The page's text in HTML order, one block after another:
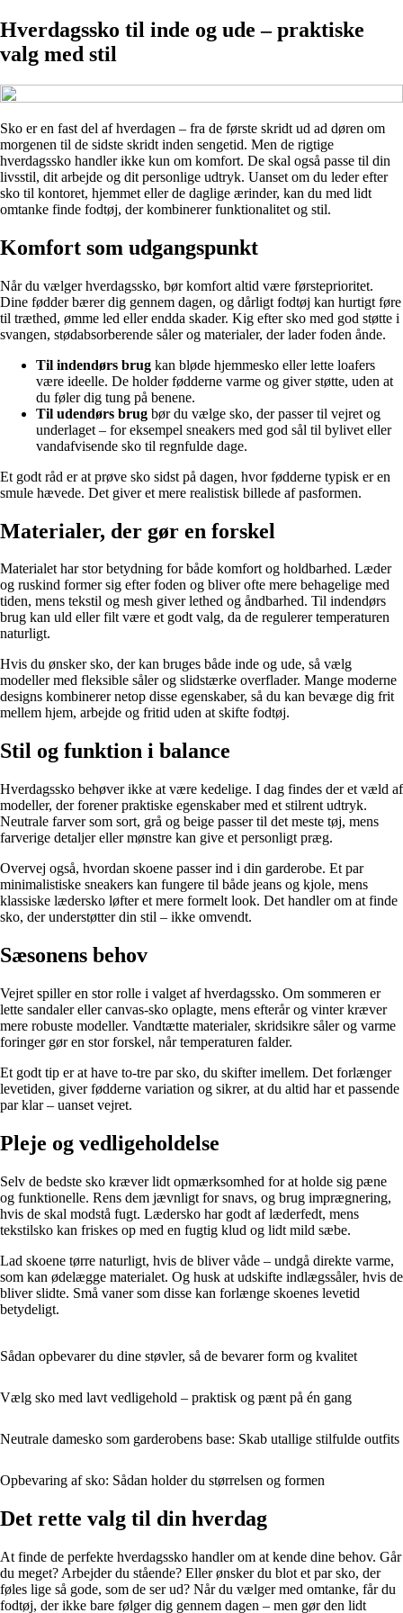
Hverdagssko til inde og ude – praktiske
valg med stil
Sko er en fast del af hverdagen – fra de første skridt ud ad døren om
morgenen til de sidste skridt inden sengetid. Men de rigtige
hverdagssko handler ikke kun om komfort. De skal også passe til din
livsstil, dit arbejde og dit personlige udtryk. Uanset om du leder efter
sko til kontoret, hjemmet eller de daglige ærinder, kan du med lidt
omtanke finde fodtøj, der kombinerer funktionalitet og stil.
Komfort som udgangspunkt
Når du vælger hverdagssko, bør komfort altid være førsteprioritet.
Dine fødder bærer dig gennem dagen, og dårligt fodtøj kan hurtigt føre
til træthed, ømme led eller endda skader. Kig efter sko med god støtte i
svangen, stødabsorberende såler og materialer, der lader foden ånde.
Til indendørs brug kan bløde hjemmesko eller lette loafers
være ideelle. De holder fødderne varme og giver støtte, uden at
du føler dig tung på benene.
Til udendørs brug bør du vælge sko, der passer til vejret og
underlaget – for eksempel sneakers med god sål til bylivet eller
vandafvisende sko til regnfulde dage.
Et godt råd er at prøve sko sidst på dagen, hvor fødderne typisk er en
smule hævede. Det giver et mere realistisk billede af pasformen.
Materialer, der gør en forskel
Materialet har stor betydning for både komfort og holdbarhed. Læder
og ruskind former sig efter foden og bliver ofte mere behagelige med
tiden, mens tekstil og mesh giver lethed og åndbarhed. Til indendørs
brug kan uld eller filt være et godt valg, da de regulerer temperaturen
naturligt.
Hvis du ønsker sko, der kan bruges både inde og ude, så vælg
modeller med fleksible såler og slidstærke overflader. Mange moderne
designs kombinerer netop disse egenskaber, så du kan bevæge dig frit
mellem hjem, arbejde og fritid uden at skifte fodtøj.
Stil og funktion i balance
Hverdagssko behøver ikke at være kedelige. I dag findes der et væld af
modeller, der forener praktiske egenskaber med et stilrent udtryk.
Neutrale farver som sort, grå og beige passer til det meste tøj, mens
farverige detaljer eller mønstre kan give et personligt præg.
Overvej også, hvordan skoene passer ind i din garderobe. Et par
minimalistiske sneakers kan fungere til både jeans og kjole, mens
klassiske lædersko løfter et mere formelt look. Det handler om at finde
sko, der understøtter din stil – ikke omvendt.
Sæsonens behov
Vejret spiller en stor rolle i valget af hverdagssko. Om sommeren er
lette sandaler eller canvas-sko oplagte, mens efterår og vinter kræver
mere robuste modeller. Vandtætte materialer, skridsikre såler og varme
foringer gør en stor forskel, når temperaturen falder.
Et godt tip er at have to-tre par sko, du skifter imellem. Det forlænger
levetiden, giver fødderne variation og sikrer, at du altid har et passende
par klar – uanset vejret.
Pleje og vedligeholdelse
Selv de bedste sko kræver lidt opmærksomhed for at holde sig pæne
og funktionelle. Rens dem jævnligt for snavs, og brug imprægnering,
hvis de skal modstå fugt. Lædersko har godt af læderfedt, mens
tekstilsko kan friskes op med en fugtig klud og lidt mild sæbe.
Lad skoene tørre naturligt, hvis de bliver våde – undgå direkte varme,
som kan ødelægge materialet. Og husk at udskifte indlægssåler, hvis de
bliver slidte. Små vaner som disse kan forlænge skoenes levetid
betydeligt.
Sådan opbevarer du dine støvler, så de bevarer form og kvalitet
Vælg sko med lavt vedligehold – praktisk og pænt på én gang
Neutrale damesko som garderobens base: Skab utallige stilfulde outfits
Opbevaring af sko: Sådan holder du størrelsen og formen
Det rette valg til din hverdag
At finde de perfekte hverdagssko handler om at kende dine behov. Går
du meget? Arbejder du stående? Eller ønsker du blot et par sko, der
føles lige så gode, som de ser ud? Når du vælger med omtanke, får du
fodtøj, der ikke bare følger dig gennem dagen – men gør den lidt